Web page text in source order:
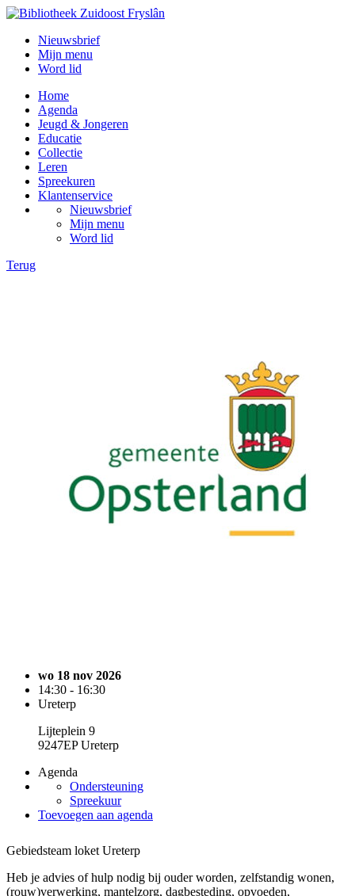
Nieuwsbrief
Mijn menu
Word lid
Home
Agenda
Jeugd & Jongeren
Educatie
Collectie
Leren
Spreekuren
Klantenservice
Nieuwsbrief
Mijn menu
Word lid
Terug
wo 18 nov 2026
14:30 - 16:30
Ureterp
Lijteplein 9
9247EP Ureterp
Agenda
Ondersteuning
Spreekuur
Toevoegen aan agenda
Gebiedsteam loket Ureterp
Heb je advies of hulp nodig bij ouder worden, zelfstandig wonen,
(rouw)verwerking, mantelzorg, dagbesteding, opvoeden,